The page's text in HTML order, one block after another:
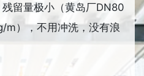
留量极小（黄岛厂DN80
m），不用冲洗，没有浪